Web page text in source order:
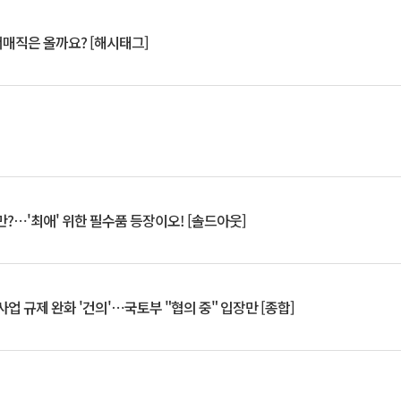
직은 올까요? [해시태그]
?⋯'최애' 위한 필수품 등장이오! [솔드아웃]
업 규제 완화 '건의'⋯국토부 "협의 중" 입장만 [종합]